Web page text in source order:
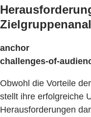
anchor
challenges-of-
Obwohl die Vorteile
stellt ihre erfolgreiche
Herausforderungen